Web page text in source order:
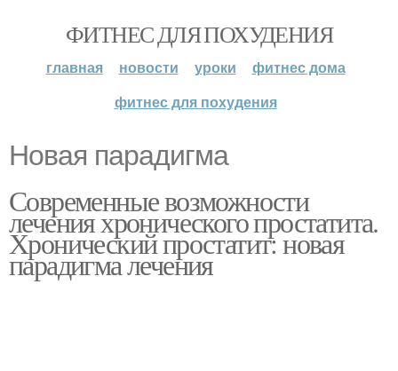
ФИТНЕС ДЛЯ ПОХУДЕНИЯ
главная новости уроки
фитнес дома
фитнес для похудения
Новая парадигма
Современные возможности
лечения хронического простатита.
Хронический простатит: новая
парадигма лечения